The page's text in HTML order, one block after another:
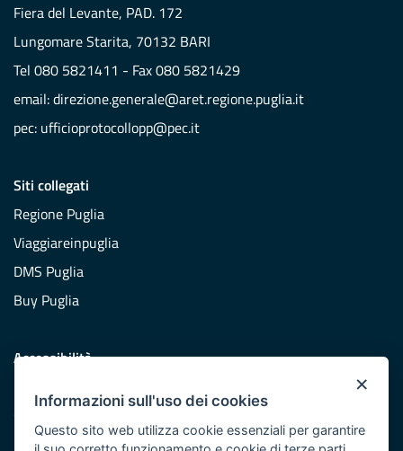
×
Informazioni sull'uso dei cookies
Questo sito web utilizza cookie essenziali per garantire
Fiera del Levante, PAD. 172
Lungomare Starita, 70132 BARI
Tel 080 5821411 - Fax 080 5821429
email:direzione.generale@aret.regione.puglia.it
pec: ufficioprotocollopp@pec.it
Siti collegati
Regione Puglia
Viaggiareinpuglia
DMS Puglia
Buy Puglia
Accessibilità
Redazione